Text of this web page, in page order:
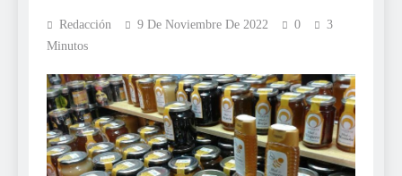
Redacción 9 De Noviembre De 2022 0
3
Minutos